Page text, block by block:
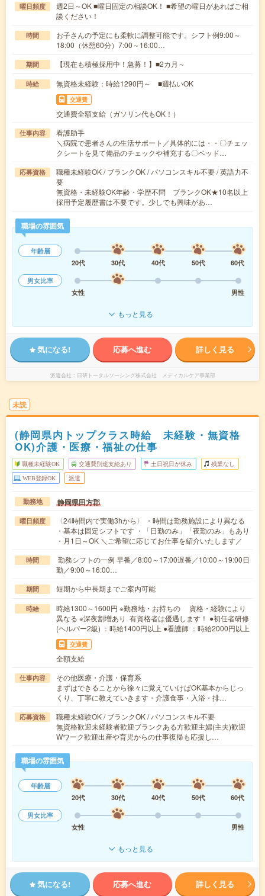
曜日頻度
週2日～OK ■曜日固定の相談OK！ ■希望の曜日があればご相
談ください！
時間
お子さんの予定にも柔軟に調整可能です。シフト例9:00～
18:00（休憩60分）7:00～16:00…
期間 【現在も積極採用中！急募！】■2カ月～
時給 無資格未経験：時給1290円～ ■週払いOK
交通費
交通費全額支給（ガソリン代もOK！）
仕事内容
看護助手
＼病院で患者さんの生活サポート／具体的には・・〇チェッ
クシートを見て備品のチェックや補充する〇ベッド…
応募資格
職種未経験OK / ブランクOK / パソコンスキル不要 / 英語力不
要
無資格・未経験OK年齢・学歴不問 ブランクOK★10名以上
採用予定履歴書は不要です。少しでも興味があ…
職場の雰囲気
年齢層
20代
30代 40代 50代
60代
男女比率
女性
男性
もっと見る
気になる! 応募へ進む 詳しく見る
派遣会社 日研トータルソーシング株式会社 メディカルケア事業部
未読
(静岡県内トップクラス時給 未経験・無資格
OK)介護・医療・福祉の仕事
職種未経験OK 交通費別途支給あり 土日祝日が休み 残業なし
WEB登録OK 派遣
勤務地 静岡県田方郡
曜日頻度
〈24時間内で実働3hから〉 ・時間は勤務施設により異なる
・基本は固定シフトです ・「日勤のみ」「夜勤のみ」もあり
・月1日～OK ＼ご希望に応じてお仕事を紹介いたします／
時間
勤務シフトの一例 早番／8:00～17:00遅番／10:00～19:00日
勤／9:00～16:00…
期間 短期から中長期までご案内可能
時給
時給1300～1600円 ※勤務地・お持ちの 資格・経験により
異なる ※深夜割増あり 有資格者は優遇します！ ●初任者研修
(ヘルパー2級) ：時給1400円以上 ●看護師 ：時給2000円以上
交通費
全額支給
仕事内容
その他医療・介護・保育系
まずはできることから徐々に覚えていけばOK基本からじっ
くり、丁寧に教えていきます・介護食事・入浴・排…
応募資格
職種未経験OK / ブランクOK / パソコンスキル不要
無資格歓迎未経験者歓迎ブランクある方歓迎主婦(主夫)歓迎
Wワーク歓迎出産や育児からの仕事復帰も応援し…
職場の雰囲気
年齢層
20代
30代 40代 50代
60代
男女比率
女性
男性
もっと見る
気になる! 応募へ進む 詳しく見る